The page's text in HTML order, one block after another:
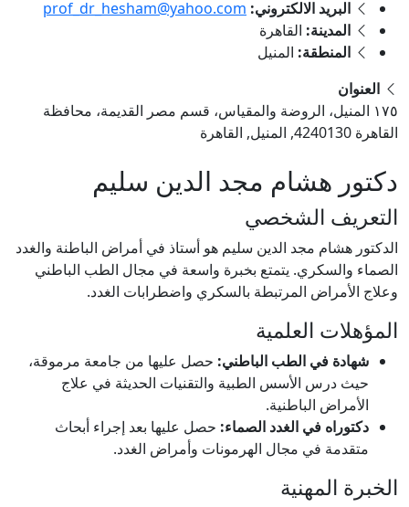
البريد الالكتروني: prof_dr_hesham@yahoo.com
المدينة: القاهرة
المنطقة: المنيل
العنوان
١٧٥ المنيل، الروضة والمقياس، قسم مصر القديمة، محافظة
القاهرة‬ 4240130, المنيل, القاهرة
دكتور هشام مجد الدين سليم
التعريف الشخصي
الدكتور هشام مجد الدين سليم هو أستاذ في أمراض الباطنة والغدد
الصماء والسكري. يتمتع بخبرة واسعة في مجال الطب الباطني
وعلاج الأمراض المرتبطة بالسكري واضطرابات الغدد.
المؤهلات العلمية
شهادة في الطب الباطني: حصل عليها من جامعة مرموقة،
حيث درس الأسس الطبية والتقنيات الحديثة في علاج
الأمراض الباطنية.
دكتوراه في الغدد الصماء: حصل عليها بعد إجراء أبحاث
متقدمة في مجال الهرمونات وأمراض الغدد.
الخبرة المهنية